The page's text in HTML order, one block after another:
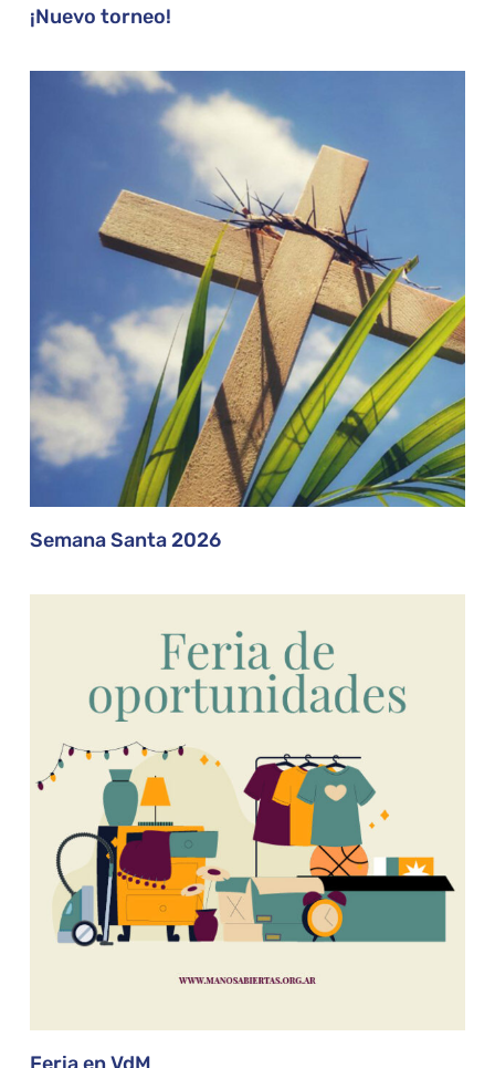
¡Nuevo torneo!
Semana Santa 2026